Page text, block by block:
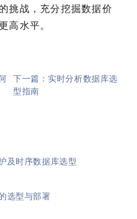
挑战，充分挖掘数据价
高水平。
下一篇：实时分析数据库选
型指南
及时序数据库选型
选型与部署